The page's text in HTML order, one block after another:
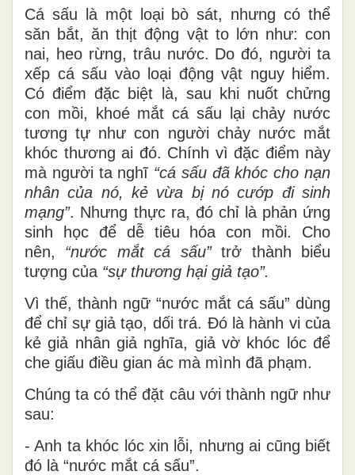
Cá sấu là một loại bò sát, nhưng có thể
săn bắt, ăn thịt động vật to lớn như: con
nai, heo rừng, trâu nước. Do đó, người ta
xếp cá sấu vào loại động vật nguy hiểm.
Có điểm đặc biệt là, sau khi nuốt chửng
con mồi, khoé mắt cá sấu lại chảy nước
tương tự như con người chảy nước mắt
khóc thương ai đó. Chính vì đặc điểm này
mà người ta nghĩ “cá sấu đã khóc cho nạn
nhân của nó, kẻ vừa bị nó cướp đi sinh
mạng”. Nhưng thực ra, đó chỉ là phản ứng
sinh học để dễ tiêu hóa con mồi. Cho
nên, “nước mắt cá sấu”trở thành biểu
tượng của “sự thương hại giả tạo”.
Vì thế, thành ngữ “nước mắt cá sấu” dùng
để chỉ sự giả tạo, dối trá. Đó là hành vi của
kẻ giả nhân giả nghĩa, giả vờ khóc lóc để
che giấu điều gian ác mà mình đã phạm.
Chúng ta có thể đặt câu với thành ngữ như
sau:
- Anh ta khóc lóc xin lỗi, nhưng ai cũng biết
đó là “nước mắt cá sấu”.